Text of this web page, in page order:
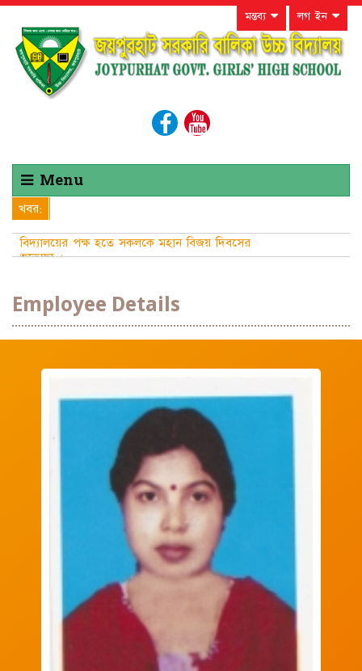
মন্তব্য লগ ইন
Menu
খবর:
বিদ্যালয়ের পক্ষ হতে সকলকে মহান বিজয় দিবসের
শুভেচ্ছা ।
Employee Details